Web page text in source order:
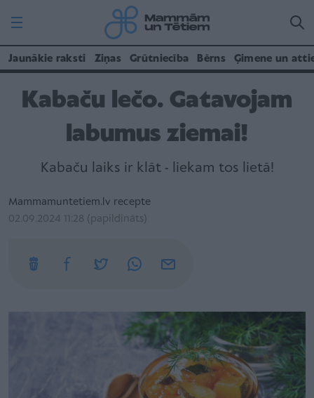
Jaunākie raksti Ziņas Grūtniecība Bērns Ģimene un
Kabaču lečo. Gatavojam
labumus ziemai!
Kabaču laiks ir klāt - liekam tos lietā!
Mammamuntetiem.lv recepte
02.09.2024 11:28 (papildināts)